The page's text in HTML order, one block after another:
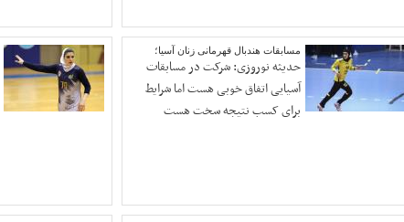
مسابقات هندبال قهرمانی زنان آسیا؛
حدیثه نوروزی: شرکت در مسابقات
آسیایی اتفاق خوبی هست اما شرایط
برای کسب نتیجه سخت هست